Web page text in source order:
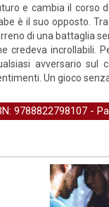
e cambia il corso
è il suo opposto.
di una battaglia
credeva incrollabili.
avversario sul
Un gioco
9788822798107 -